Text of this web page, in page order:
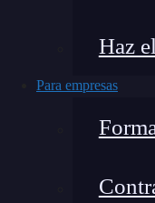
Haz
Para empresas
Así pues,
Deep